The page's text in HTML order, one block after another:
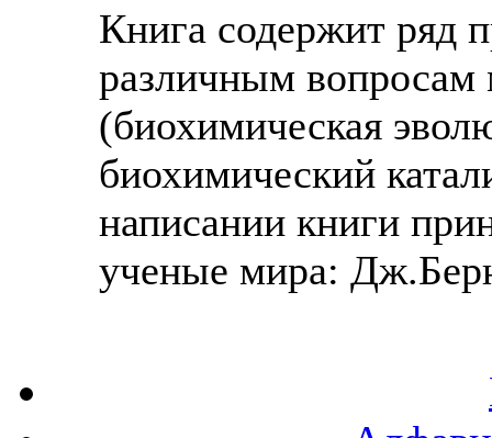
Книга содержит ряд
различным вопросам
(биохимическая
биохимический
написании книги
ученые мира: